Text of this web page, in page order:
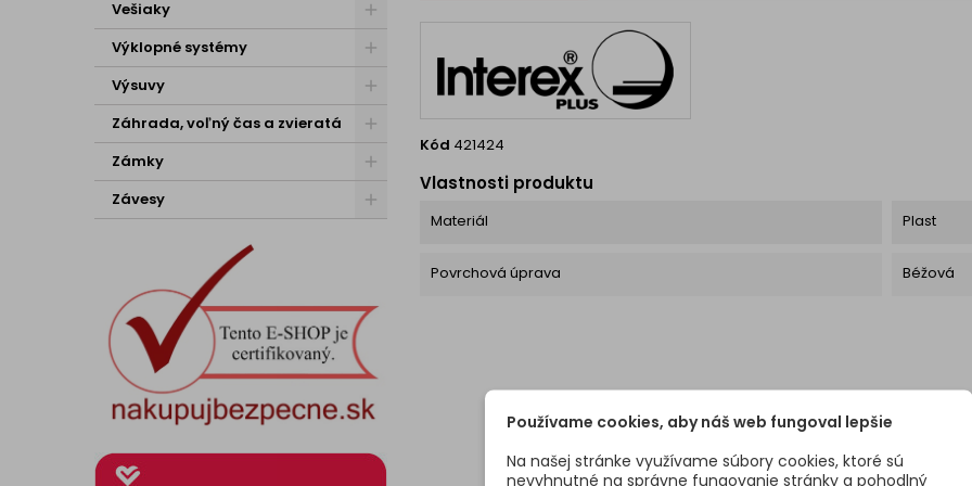
Vešiaky
Výklopné systémy
Výsuvy
Záhrada, voľný čas a zvieratá
Zámky
Závesy
Kód 421424
Vlastnosti produktu
Materiál Plast
Povrchová úprava Béžová
Používame cookies, aby náš web fungoval lepšie
Na našej stránke využívame súbory cookies, ktoré sú
nevyhnutné na správne fungovanie stránky a pohodlný